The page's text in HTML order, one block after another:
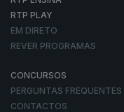
RTP PLAY
EM DIRETO
REVER PROGRAMAS
CONCURSOS
PERGUNTAS FREQUENTES
CONTACTOS